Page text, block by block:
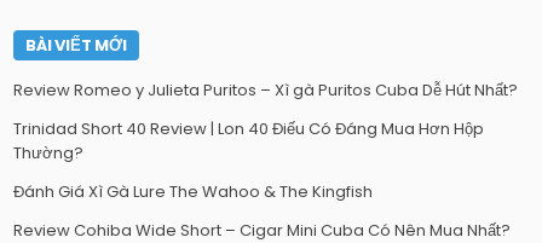
BÀI VIẾT MỚI
Review Romeo y Julieta Puritos – Xì gà Puritos Cuba Dễ Hút Nhất?
Trinidad Short 40 Review | Lon 40 Điếu Có Đáng Mua Hơn Hộp
Thường?
Đánh Giá Xì Gà Lure The Wahoo & The Kingfish
Review Cohiba Wide Short – Cigar Mini Cuba Có Nên Mua Nhất?